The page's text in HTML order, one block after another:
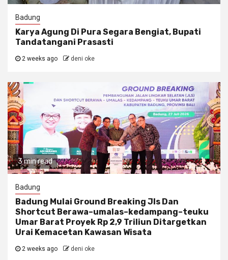
Badung
Karya Agung Di Pura Segara Bengiat, Bupati
Tandatangani Prasasti
2 weeks ago deni oke
3 min read
Badung
Badung Mulai Ground Breaking Jls Dan
Shortcut Berawa–umalas–kedampang–teuku
Umar Barat Proyek Rp 2,9 Triliun Ditargetkan
Urai Kemacetan Kawasan Wisata
2 weeks ago deni oke